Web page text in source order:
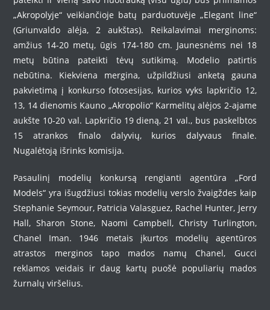
„Akropolyje“ veikiančioje batų parduotuvėje „Elegant line“
(Griunvaldo alėja, 2 aukštas). Reikalavimai merginoms:
amžius 14-20 metų, ūgis 174-180 cm. Jaunesnėms nei 18
metų būtina pateikti tėvų sutikimą. Modelio patirtis
nebūtina. Kiekviena mergina, užpildžiusi anketą gauna
pakvietimą į konkurso fotosesijas, kurios vyks lapkričio 12,
13, 14 dienomis Kauno „Akropolio“ Karmelitų alėjos 2-ajame
aukšte 10-20 val. Lapkričio 19 dieną, 21 val., bus paskelbtos
15 atrankos finalo dalyvių, kurios dalyvaus finale.
Nugalėtoją išrinks komisija.
Pasaulinį modelių konkursą rengianti agentūra „Ford
Models“ yra išugdžiusi tokias modelių verslo žvaigždes kaip
Stephanie Seymour, Patricia Valasguez, Rachel Hunter, Jerry
Hall, Sharon Stone, Naomi Campbell, Christy Turlington,
Chanel Iman. 1946 metais įkurtos modelių agentūros
atrastos merginos tapo mados namų Chanel, Gucci
reklamos veidais ir daug kartų puošė populiarių mados
žurnalų viršelius.